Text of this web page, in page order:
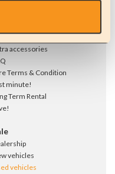
vehicles
& Drive
accessories
Terms & Condition
minute!
Term Rental
vehicles
vehicles